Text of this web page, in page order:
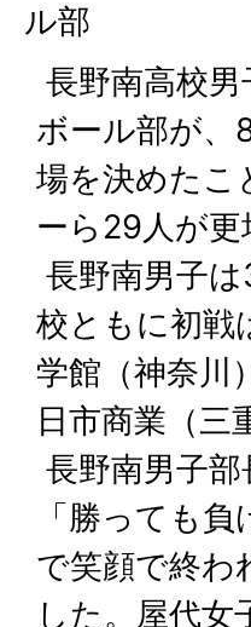
ル部
長野南高校
ボール部が、
場を決めたこ
ーら29人が
長野南男子
校ともに初戦
学館（神奈川
日市商業（三
長野南男子
「勝っても
で笑顔で終わ
した。屋代女